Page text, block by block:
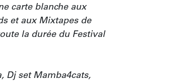
carte blanche aux
et aux Mixtapes de
la durée du Festival
Dj set Mamba4cats,